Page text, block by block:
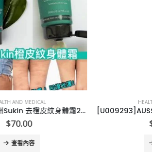
[A009241]澳洲Sukin 去橙皮紋身體霜200ml
HEALTH AND MEDICAL